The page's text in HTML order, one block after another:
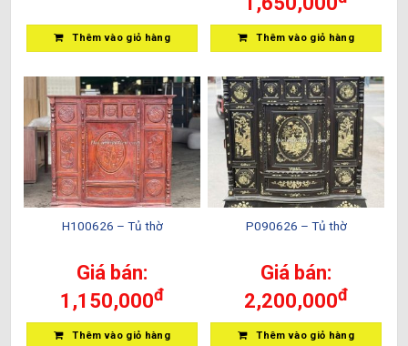
Thêm vào giỏ hàng Thêm vào giỏ hàng
H100626 – Tủ thờ
Giá bán:
1,150,000đ
Thêm vào giỏ hàng
P090626 – Tủ thờ
Giá bán:
2,200,000đ
Thêm vào giỏ hàng